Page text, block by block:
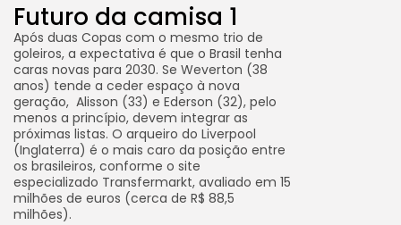
Futuro da camisa 1
Após duas Copas com o mesmo trio de
goleiros, a expectativa é que o Brasil tenha
caras novas para 2030. Se Weverton (38
anos) tende a ceder espaço à nova
geração, Alisson (33) e Ederson (32), pelo
menos a princípio, devem integrar as
próximas listas. O arqueiro do Liverpool
(Inglaterra) é o mais caro da posição entre
os brasileiros, conforme o site
especializado Transfermarkt, avaliado em 15
milhões de euros (cerca de R$ 88,5
milhões).